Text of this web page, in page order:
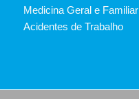
Medicina Geral e Familiar
Acidentes de Trabalho